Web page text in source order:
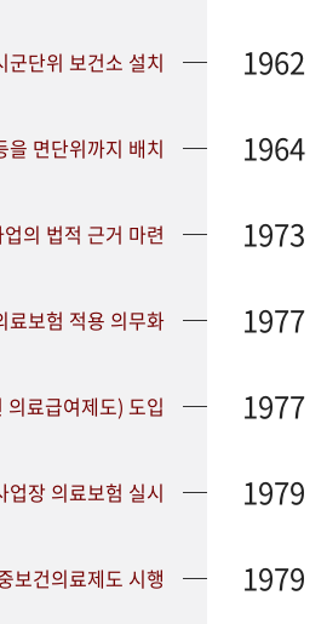
단위 보건소 설치 1962
면단위까지 배치 1964
의 법적 근거 마련 1973
보험 적용 의무화 1977
료급여제도) 도입 1977
장 의료보험 실시 1979
보건의료제도 시행 1979